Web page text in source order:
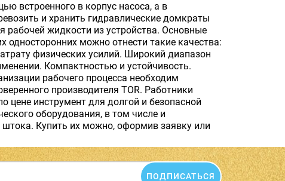
встроенного в корпус насоса, а в
и хранить гидравлические домкраты
жидкости из устройства. Основные
можно отнести такие качества:
физических усилий. Широкий диапазон
Компактностью и устойчивость.
рабочего процесса необходим
производителя TOR. Работники
инструмент для долгой и безопасной
оборудования, в том числе и
Купить их можно, оформив заявку или
ПОДПИСАТЬСЯ